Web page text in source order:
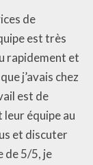
de
est très
rapidement et
j’avais chez
est de
leur équipe au
et discuter
de 5/5, je